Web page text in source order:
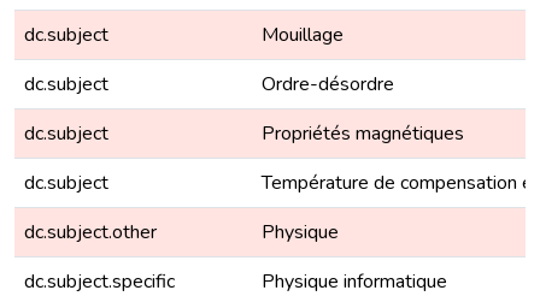
dc.subject
Mouillage
dc.subject
Ordre-désordre
dc.subject
Propriétés magnétiques
dc.subject
Température de compensation
dc.subject.other
Physique
dc.subject.specific
Physique informatique